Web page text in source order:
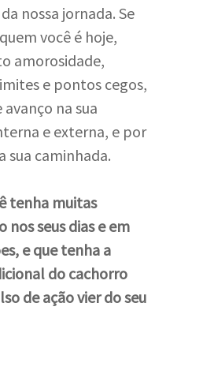
nossa jornada. Se
você é hoje,
amorosidade,
e pontos cegos,
na sua
e externa, e por
sua caminhada.
tenha muitas
nos seus dias e em
e que tenha a
do cachorro
de ação vier do seu